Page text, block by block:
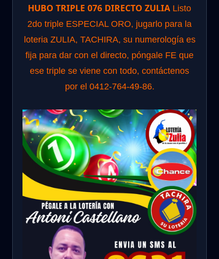
HUBO TRIPLE 076 DIRECTO ZULIA Listo
2do triple ESPECIAL ORO, jugarlo para la
loteria ZULIA, TACHIRA, su numerología es
fija para dar con el directo, póngale FE que
ese triple se viene con todo, contáctenos
por el 0412-764-49-86.